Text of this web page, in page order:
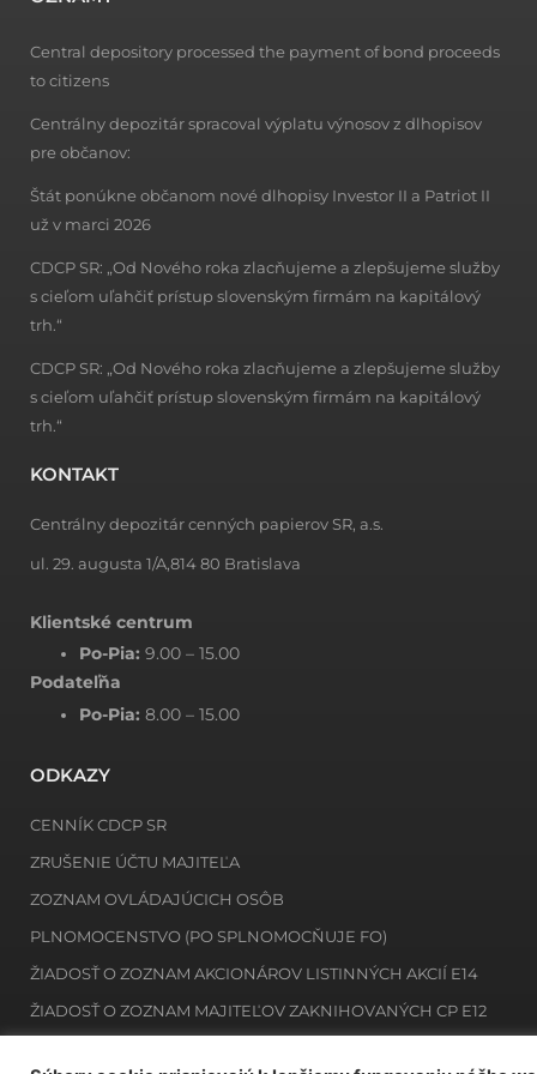
Central depository processed the payment of bond proceeds
to citizens
Centrálny depozitár spracoval výplatu výnosov z dlhopisov
pre občanov:
Štát ponúkne občanom nové dlhopisy Investor II a Patriot II
už v marci 2026
CDCP SR: „Od Nového roka zlacňujeme a zlepšujeme služby
s cieľom uľahčiť prístup slovenským firmám na kapitálový
trh.“
CDCP SR: „Od Nového roka zlacňujeme a zlepšujeme služby
s cieľom uľahčiť prístup slovenským firmám na kapitálový
trh.“
KONTAKT
Centrálny depozitár cenných papierov SR, a.s.
ul. 29. augusta 1/A,814 80 Bratislava
Klientské centrum
Po-Pia: 9.00 – 15.00
Podateľňa
Po-Pia:8.00 – 15.00
ODKAZY
CENNÍK CDCP SR
ZRUŠENIE ÚČTU MAJITEĽA
ZOZNAM OVLÁDAJÚCICH OSÔB
PLNOMOCENSTVO (PO SPLNOMOCŇUJE FO)
ŽIADOSŤ O ZOZNAM AKCIONÁROV LISTINNÝCH AKCIÍ E14
ŽIADOSŤ O ZOZNAM MAJITEĽOV ZAKNIHOVANÝCH CP E12